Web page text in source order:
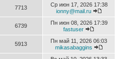
7713
Ср июн 17, 2026 17:38
ionny@mail.ru
6739
Пн июн 08, 2026 17:39
fastuser
5913
Пн май 11, 2026 06:03
mikasabaggins